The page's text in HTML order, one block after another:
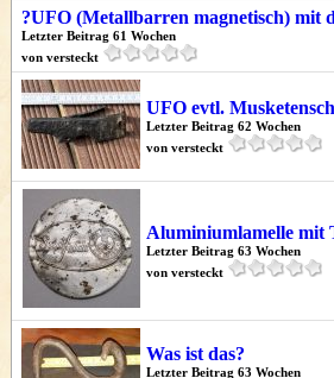
?UFO (Metallbarren magnetisch) mit
Letzter Beitrag 61 Wochen
von versteckt
UFO evtl.
Letzter Beitrag 62 Wochen
von versteckt
Aluminiumlamelle mit
Letzter Beitrag 63 Wochen
von versteckt
Was ist das?
Letzter Beitrag 63 Wochen